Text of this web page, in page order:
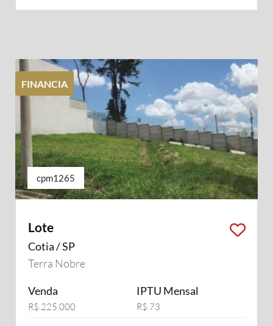
FINANCIA
cpm1265
Lote
Cotia / SP
Terra Nobre
Venda
R$ 225.000
IPTU Mensal
R$ 73